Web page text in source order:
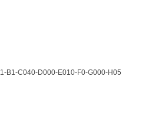
B1-C040-D000-E010-F0-G000-H05